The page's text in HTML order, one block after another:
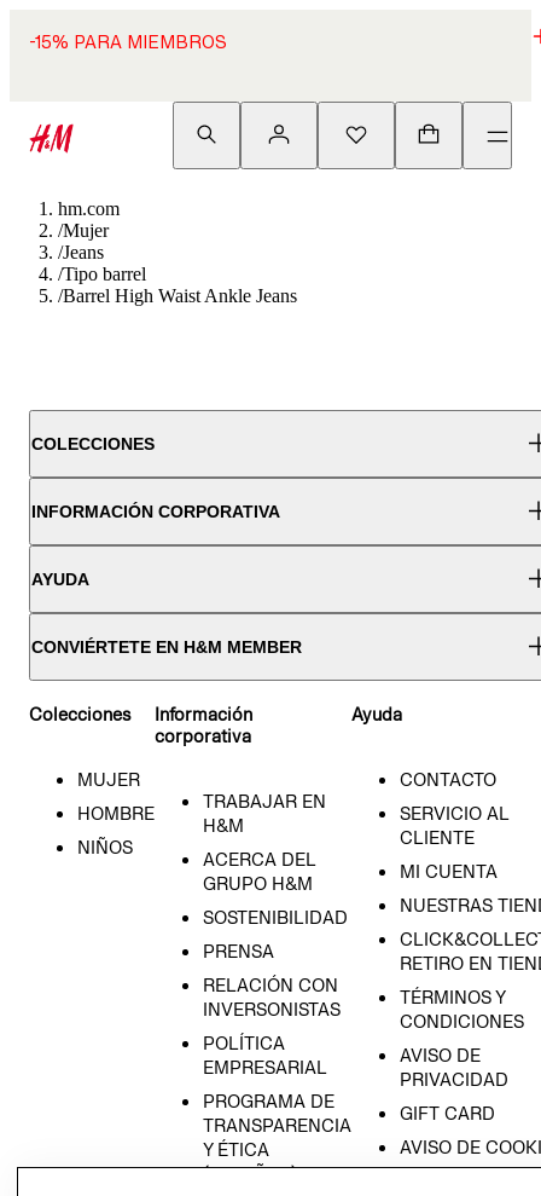
-15% PARA MIEMBROS
hm.com
/Mujer
/Jeans
/Tipo barrel
/Barrel High Waist Ankle Jeans
COLECCIONES
INFORMACIÓN CORPORATIVA
AYUDA
CONVIÉRTETE EN H&M MEMBER
Colecciones
MUJER
HOMBRE
NIÑOS
Información
corporativa
TRABAJAR EN
H&M
ACERCA DEL
GRUPO H&M
SOSTENIBILIDAD
PRENSA
RELACIÓN CON
INVERSONISTAS
POLÍTICA
EMPRESARIAL
PROGRAMA DE
TRANSPARENCIA
Y ÉTICA
(ESPAÑOL)
Ayuda
CONTACTO
SERVICIO AL
CLIENTE
MI CUENTA
NUESTRAS
RETIRO EN
TÉRMINOS Y
CONDICIONES
AVISO DE
PRIVACIDAD
GIFT CARD
AVISO DE